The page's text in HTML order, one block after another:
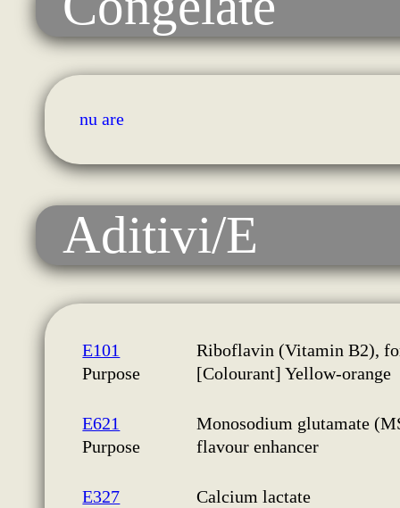
nu are
Aditivi/E
E101
Riboflavin (Vitamin B2),
Purpose
[Colourant] Yellow-orange
E621
Monosodium glutamate
Purpose
flavour enhancer
E327 Calcium lactate